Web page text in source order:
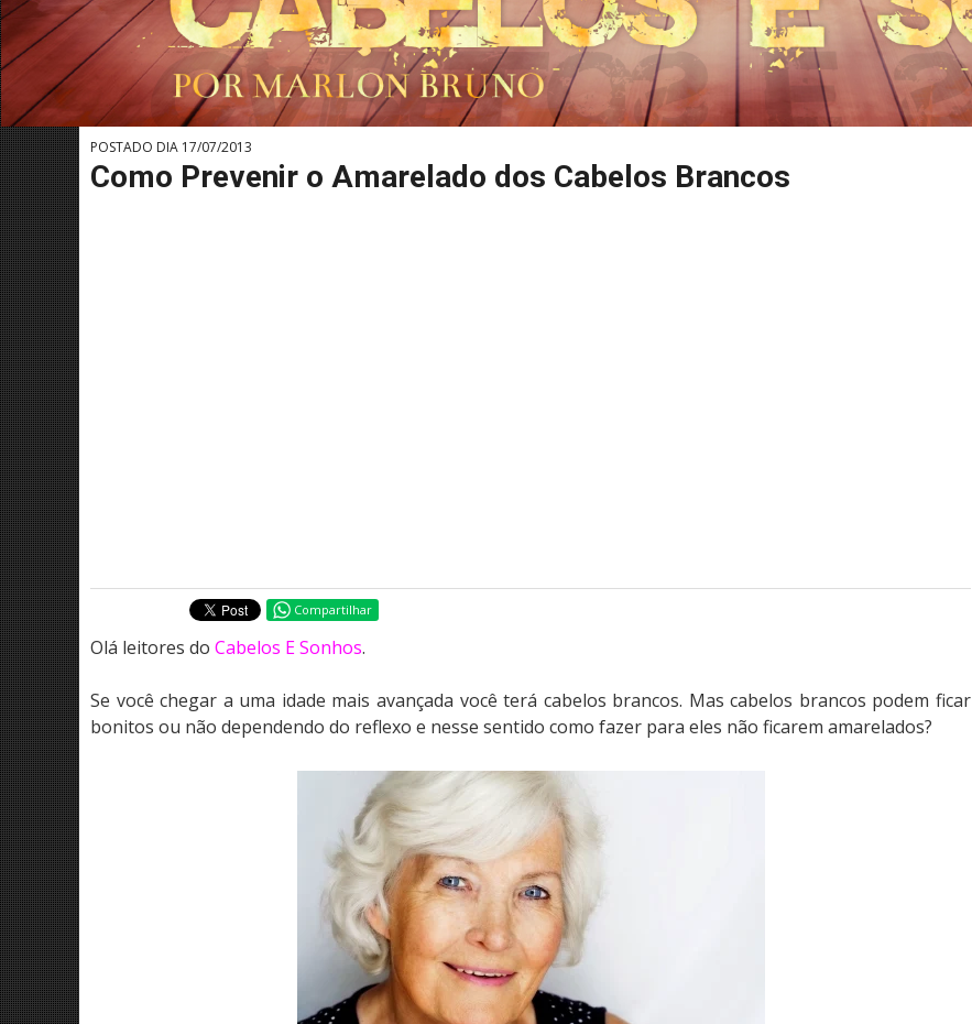
POSTADO DIA 17/07/2013
Como Prevenir o Amarelado dos Cabelos Brancos
Compartilhar
Olá leitores do Cabelos E Sonhos.
Se você chegar a uma idade mais avançada você terá cabelos brancos. Mas cabelos brancos podem ficar
bonitos ou não dependendo do reflexo e nesse sentido como fazer para eles não ficarem amarelados?